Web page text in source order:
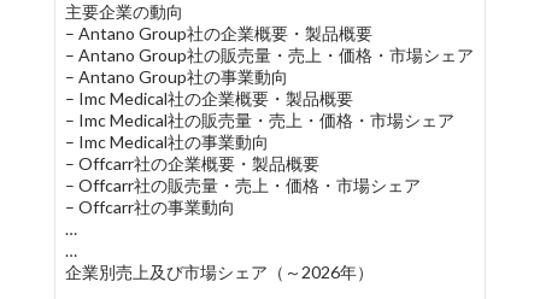
主要企業の動向
– Antano Group社の企業概要・製品概要
– Antano Group社の販売量・売上・価格・市場シェア
– Antano Group社の事業動向
– Imc Medical社の企業概要・製品概要
– Imc Medical社の販売量・売上・価格・市場シェア
– Imc Medical社の事業動向
– Offcarr社の企業概要・製品概要
– Offcarr社の販売量・売上・価格・市場シェア
– Offcarr社の事業動向
…
…
企業別売上及び市場シェア（～2026年）